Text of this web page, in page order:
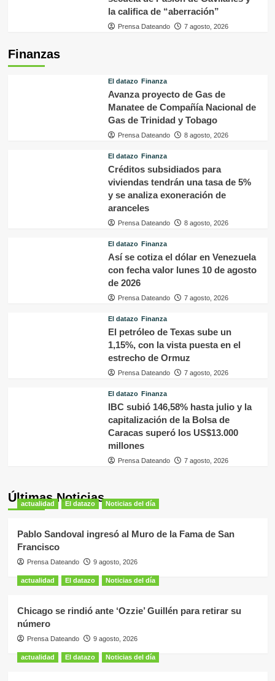
la califica de “aberración”
Prensa Dateando 7 agosto, 2026
Finanzas
El datazo Finanza
Avanza proyecto de Gas de
Manatee de Compañía Nacional de
Gas de Trinidad y Tobago
Prensa Dateando 8 agosto, 2026
El datazo Finanza
Créditos subsidiados para
viviendas tendrán una tasa de 5%
y se analiza exoneración de
aranceles
Prensa Dateando 8 agosto, 2026
El datazo Finanza
Así se cotiza el dólar en Venezuela
con fecha valor lunes 10 de agosto
de 2026
Prensa Dateando 7 agosto, 2026
El datazo Finanza
El petróleo de Texas sube un
1,15%, con la vista puesta en el
estrecho de Ormuz
Prensa Dateando 7 agosto, 2026
El datazo Finanza
IBC subió 146,58% hasta julio y la
capitalización de la Bolsa de
Caracas superó los US$13.000
millones
Prensa Dateando 7 agosto, 2026
Últimas Noticias
actualidad El datazo Noticias del día
Pablo Sandoval ingresó al Muro de la Fama de San
Francisco
Prensa Dateando 9 agosto, 2026
actualidad El datazo Noticias del día
Chicago se rindió ante ‘Ozzie’ Guillén para retirar su
número
Prensa Dateando 9 agosto, 2026
actualidad El datazo Noticias del día